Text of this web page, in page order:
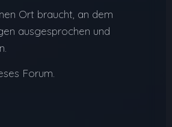
Ort braucht, an dem
ausgesprochen und
Forum.